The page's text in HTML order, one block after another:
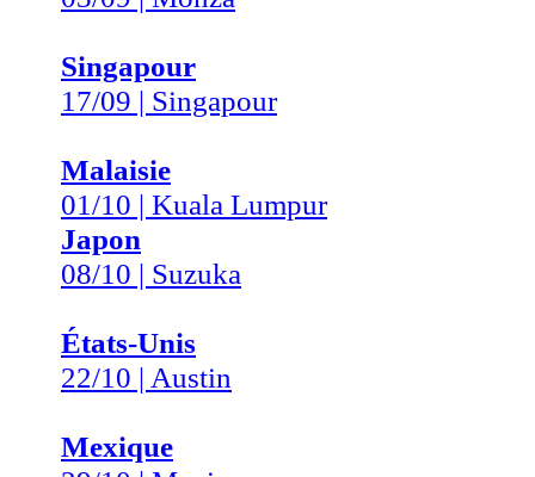
Singapour
17/09 | Singapour
Malaisie
01/10 | Kuala Lumpur
Japon
08/10 | Suzuka
États-Unis
22/10 | Austin
Mexique